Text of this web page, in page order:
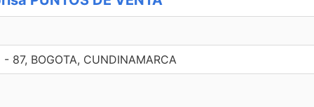
- 87, BOGOTA, CUNDINAMARCA